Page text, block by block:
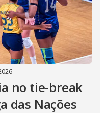
no tie-break
das Nações